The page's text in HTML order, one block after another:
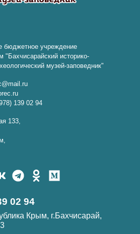
бюджетное учреждение
"Бахчисарайский историко-
музей-заповедник"
139 02 94
133,
02 94
Крым, г.Бахчисарай,